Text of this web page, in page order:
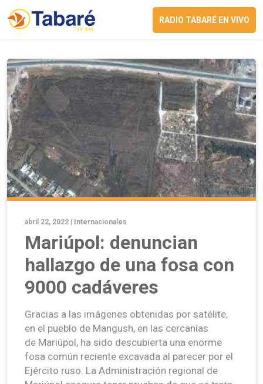
RADIO TABARÉ EN VIVO
abril 22, 2022 | Internacionales
Mariúpol: denuncian
hallazgo de una fosa con
9000 cadáveres
Gracias a las imágenes obtenidas por satélite,
en el pueblo de Mangush, en las cercanías
de Mariúpol, ha sido descubierta una enorme
fosa común reciente excavada al parecer por el
Ejército ruso. La Administración regional de